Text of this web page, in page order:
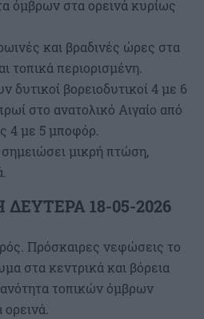
όμβρων στα ορεινά κυρίως
και βραδινές ώρες στα
τοπικά περιορισμένη.
δυτικοί βορειοδυτικοί 4 με 6
στο ανατολικό Αιγαίο από
4 με 5 μποφόρ.
μικρή πτώση,
18-05-2026
Πρόσκαιρες νεφώσεις το
στα κεντρικά και βόρεια
τοπικών όμβρων